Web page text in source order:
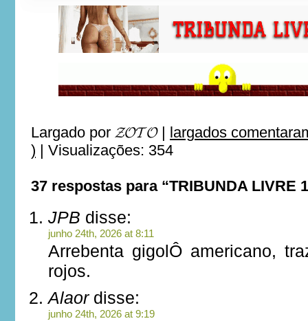
Largado por 𝓩𝓞𝓣𝓞| largados
) | Visualizações: 354
37 respostas para “TRIBUNDA LIVRE
JPB disse:
junho 24th, 2026 at 8:11
Arrebenta gigolÔ americano,
rojos.
Alaordisse:
junho 24th, 2026 at 9:19